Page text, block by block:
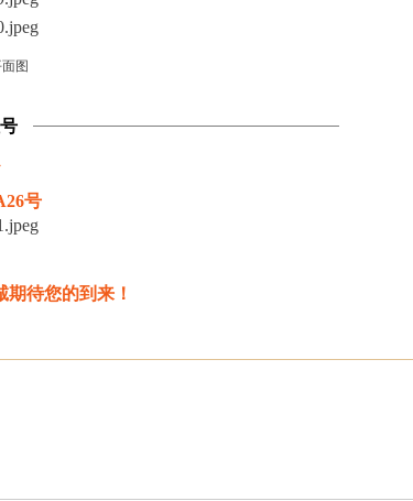
图
号
待您的到来！